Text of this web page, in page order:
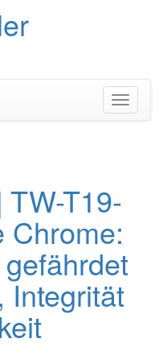
T19-
Chrome:
Integrität